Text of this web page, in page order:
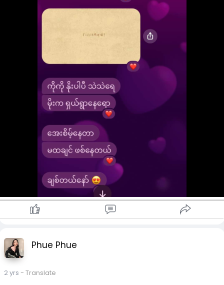
Phue Phue
2 yrs - Translate